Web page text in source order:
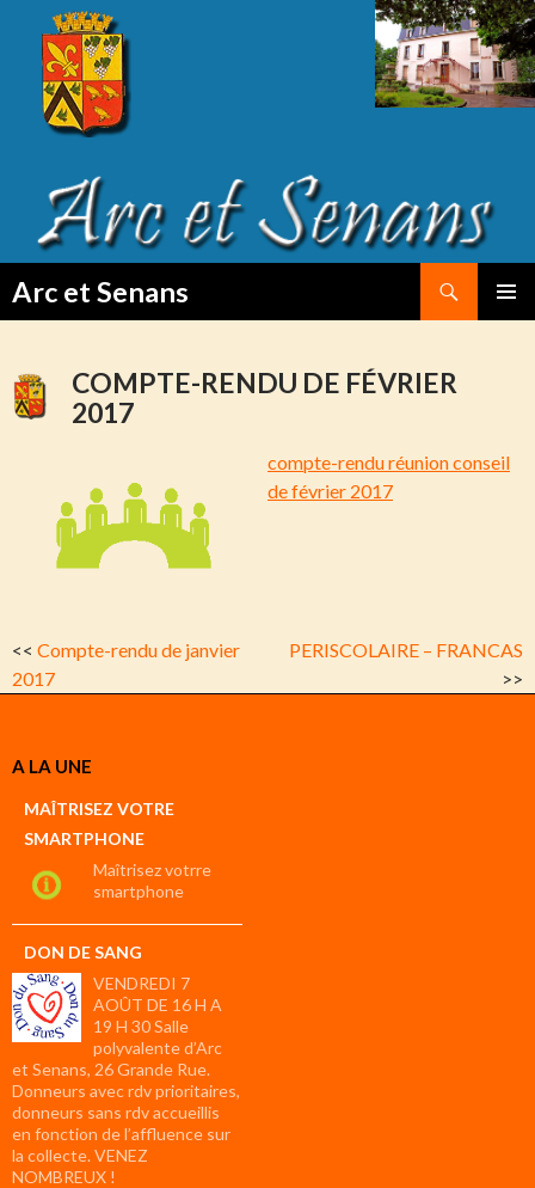
Arc et Senans
COMPTE-RENDU DE FÉVRIER
2017
compte-renduréunion conseil
de février 2017
<< Compte-rendu de janvier
2017
PERISCOLAIRE – FRANCAS
>>
A LA UNE
MAÎTRISEZ VOTRE
SMARTPHONE
Maîtrisez votrre
smartphone
DON DE SANG
VENDREDI 7
AOÛT DE 16 H A
19 H 30 Salle
polyvalente d’Arc
et Senans, 26 Grande Rue.
Donneurs avec rdv prioritaires,
donneurs sans rdv accueillis
en fonction de l’affluence sur
la collecte. VENEZ
NOMBREUX !